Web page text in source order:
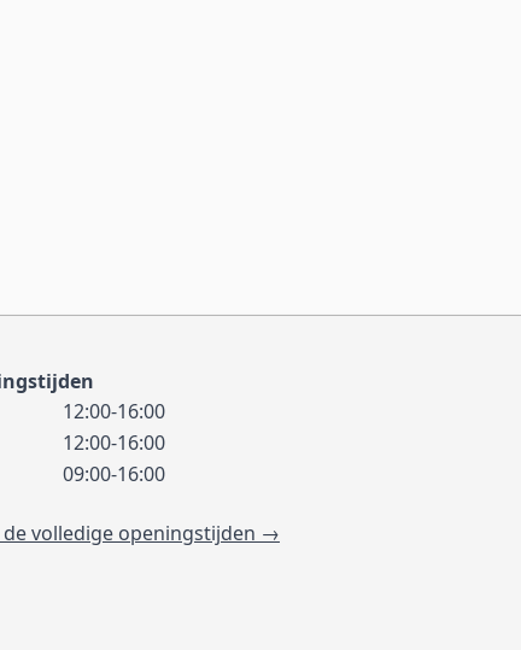
12:00-16:00
12:00-16:00
09:00-16:00
de volledige openingstijden →